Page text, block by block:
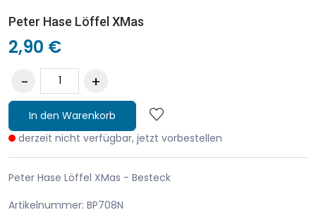
Peter Hase Löffel XMas
2,90 €
In den Warenkorb
derzeit nicht verfügbar, jetzt vorbestellen
Peter Hase Löffel XMas - Besteck
Artikelnummer: BP708N